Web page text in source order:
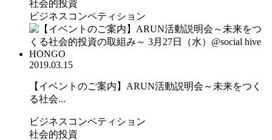
社会的投資
ビジネスコンペティション
2019.03.15
【イベントのご案内】ARUN活動説明会～未来をつく
る社会...
ビジネスコンペティション
社会的投資